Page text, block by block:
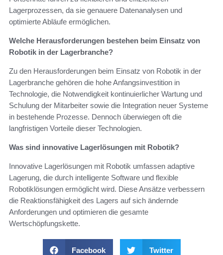
Lagerprozessen, da sie genauere Datenanalysen und
optimierte Abläufe ermöglichen.
Welche Herausforderungen bestehen beim Einsatz von
Robotik in der Lagerbranche?
Zu den Herausforderungen beim Einsatz von Robotik in der
Lagerbranche gehören die hohe Anfangsinvestition in
Technologie, die Notwendigkeit kontinuierlicher Wartung und
Schulung der Mitarbeiter sowie die Integration neuer Systeme
in bestehende Prozesse. Dennoch überwiegen oft die
langfristigen Vorteile dieser Technologien.
Was sind innovative Lagerlösungen mit Robotik?
Innovative Lagerlösungen mit Robotik umfassen adaptive
Lagerung, die durch intelligente Software und flexible
Robotiklösungen ermöglicht wird. Diese Ansätze verbessern
die Reaktionsfähigkeit des Lagers auf sich ändernde
Anforderungen und optimieren die gesamte
Wertschöpfungskette.
Facebook Twitter